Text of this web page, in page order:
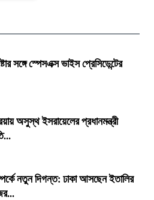
সঙ্গে স্পেসএক্স ভাইস প্রেসিডেন্টের
অসুস্থ ইসরায়েলের প্রধানমন্ত্রী
নতুন দিগন্ত: ঢাকা আসছেন ইতালির